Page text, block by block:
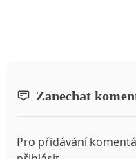
Zanechat
Pro přidávání